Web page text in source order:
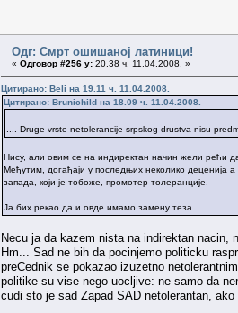
Одг: Смрт ошишаној латиници!
« Одговор #256 у: 20.38 ч. 11.04.2008. »
Цитирано: Beli на 19.11 ч. 11.04.2008.
Цитирано: Brunichild на 18.09 ч. 11.04.2008.
.... Druge vrste netolerancije srpskog drustva nisu
Нису, али овим се на индиректан начин жели рећи
Међутим, догађаји у последњих неколико деценија
запада, који је тобоже, промотер толеранције.
Ја бих рекао да и овде имамо замену теза.
Necu ja da kazem nista na indirektan nacin,
Hm... Sad ne bih da pocinjemo politicku
preCednik se pokazao izuzetno
politike su vise nego uocljive: ne samo da
cudi sto je sad Zapad SAD netolerantan,